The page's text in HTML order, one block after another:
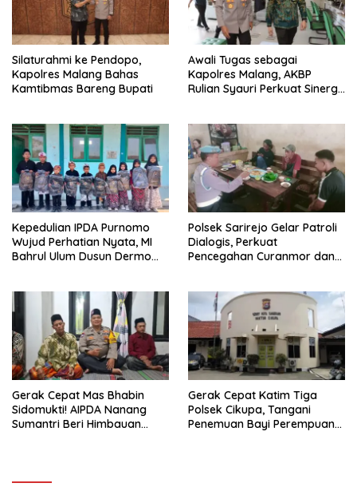
Silaturahmi ke Pendopo,
Kapolres Malang Bahas
Kamtibmas Bareng Bupati
Awali Tugas sebagai
Kapolres Malang, AKBP
Rulian Syauri Perkuat Sinergi
Kepedulian IPDA Purnomo
Wujud Perhatian Nyata, MI
Bahrul Ulum Dusun Dermo
Polsek Sarirejo Gelar Patroli
Dialogis, Perkuat
Pencegahan Curanmor dan
Gerak Cepat Mas Bhabin
Sidomukti! AIPDA Nanang
Sumantri Beri Himbauan
Gerak Cepat Katim Tiga
Polsek Cikupa, Tangani
Penemuan Bayi Perempuan